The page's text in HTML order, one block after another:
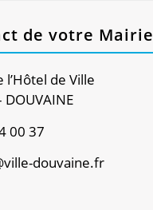
de votre Mairie
l’Hôtel de Ville
00 37
douvaine.fr